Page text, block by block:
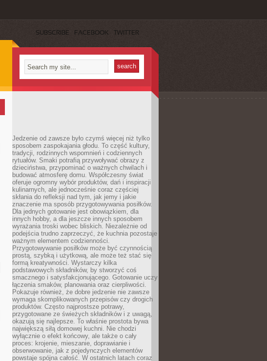
SUBSCRIBE FACEBOOK TWITTER
Jedzenie od zawsze było czymś więcej niż tylko
sposobem zaspokajania głodu. To część kultury,
tradycji, rodzinnych wspomnień i codziennych
rytuałów. Smaki potrafią przywoływać obrazy z
dzieciństwa, przypominać o ważnych chwilach i
budować atmosferę domu. Współczesny świat
oferuje ogromny wybór produktów, dań i inspiracji
kulinarnych, ale jednocześnie coraz częściej
skłania do refleksji nad tym, jak jemy i jakie
znaczenie ma sposób przygotowywania posiłków.
Dla jednych gotowanie jest obowiązkiem, dla
innych hobby, a dla jeszcze innych sposobem
wyrażania troski wobec bliskich. Niezależnie od
podejścia trudno zaprzeczyć, że kuchnia pozostaje
ważnym elementem codzienności.
Przygotowywanie posiłków może być czynnością
prostą, szybką i użytkową, ale może też stać się
formą kreatywności. Wystarczy kilka
podstawowych składników, by stworzyć coś
smacznego i satysfakcjonującego. Gotowanie uczy
łączenia smaków, planowania oraz cierpliwości.
Pokazuje również, że dobre jedzenie nie zawsze
wymaga skomplikowanych przepisów czy drogich
produktów. Często najprostsze potrawy,
przygotowane ze świeżych składników i z uwagą,
okazują się najlepsze. To właśnie prostota bywa
największą siłą domowej kuchni. Nie chodzi
wyłącznie o efekt końcowy, ale także o cały
proces: krojenie, mieszanie, doprawianie i
obserwowanie, jak z pojedynczych elementów
powstaje spójna całość. W ostatnich latach coraz